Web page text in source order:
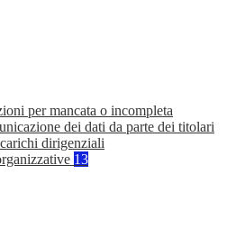
per mancata o incompleta
dei dati da parte dei titolari
dirigenziali
13